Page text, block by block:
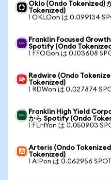
Oklo (Ondo Tokenized)
Tokenized)
1 OKLOon は 0.099134
Franklin Focused
Spotify (Ondo
1 FFOGon は 0.103608
Redwire (Ondo
Tokenized)
1 RDWon は 0.027874
Franklin High Yield
から Spotify (Ondo
1 FLHYon は 0.050903
Arteris (Ondo
Tokenized)
1 AIPon は 0.062956